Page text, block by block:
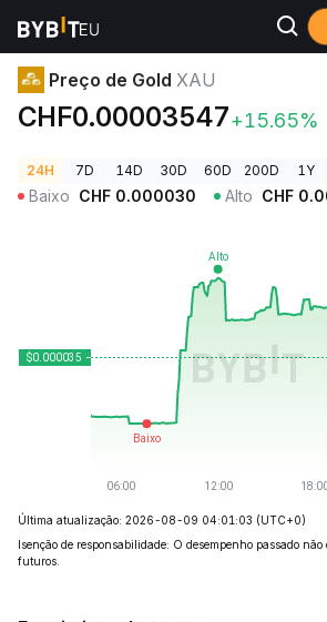
Preços de Criptomoedas Preço de Gold XAU
Preço de Gold XAU
CHF0.00003547+15.65%
24H 7D 14D 30D 60D 200D 1Y
Baixo CHF 0.000030 Alto CHF
Última atualização: 2026-08-09 04:01:03 (UTC+0)
Isenção de responsabilidade: O desempenho passado
futuros.